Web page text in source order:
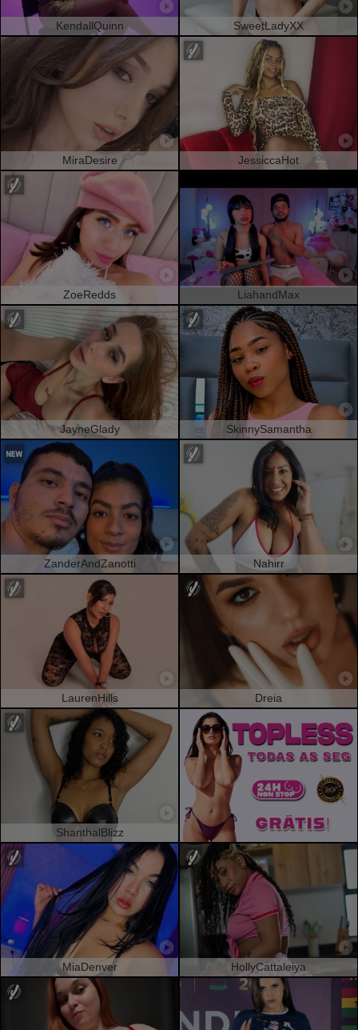
KendallQuinn SweetLadyXX
MiraDesire JessiccaHot
ZoeRedds LiahandMax
JayneGlady SkinnySamantha
ZanderAndZanotti Nahirr
LaurenHills Dreia
ShanthalBlizz
MiaDenver HollyCattaleiya